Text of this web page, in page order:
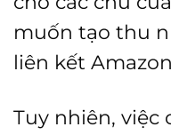
muốn tạo thu
liên kết
Tuy nhiên, việc